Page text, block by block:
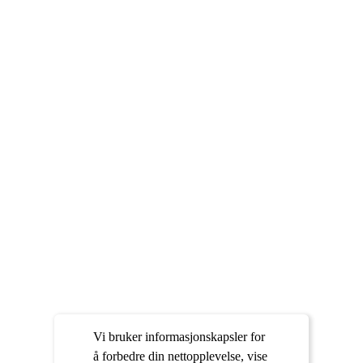
Vi bruker informasjonskapsler for
å forbedre din nettopplevelse, vise